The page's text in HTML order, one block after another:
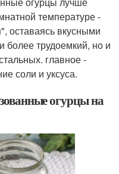
температуре -
оставаясь вкусными
более трудоемкий, но и
главное -
соли и уксуса.
огурцы на